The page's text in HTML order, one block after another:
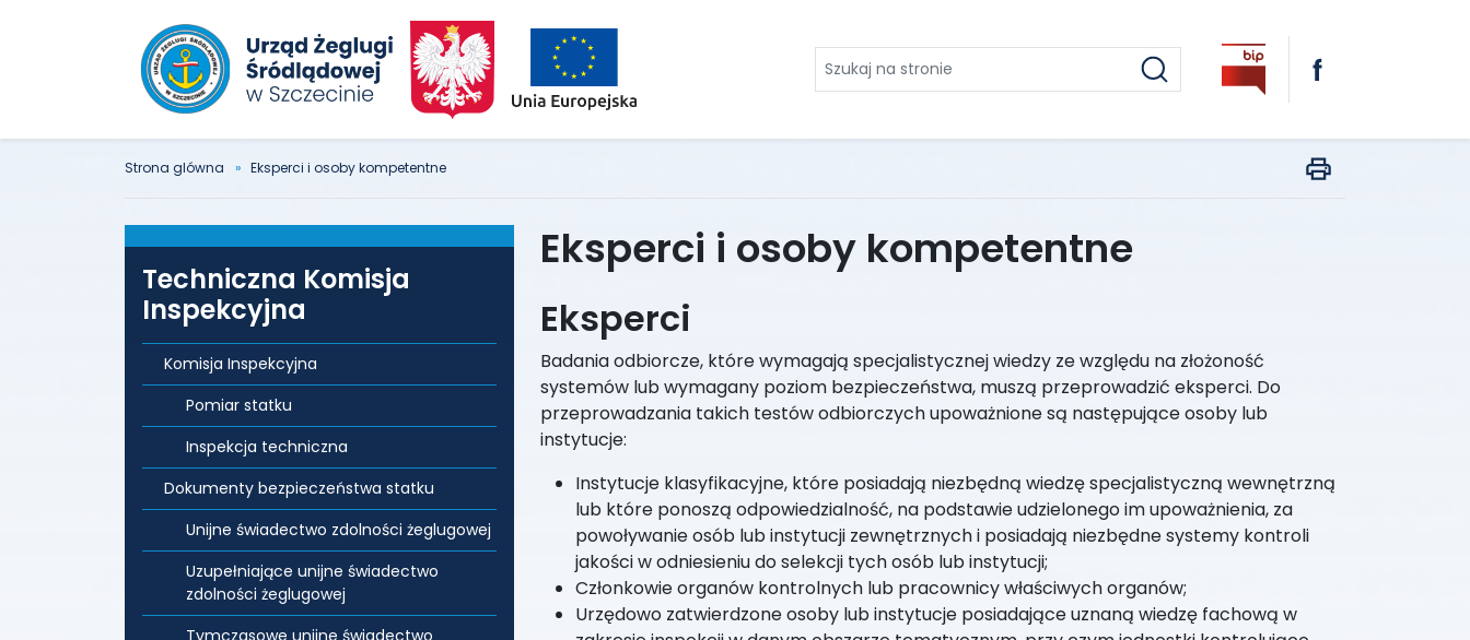
Szukaj
na
Strona glówna Eksperci i osoby kompetentne
Eksperci i osoby kompetentne
Eksperci
Badania odbiorcze, które wymagają specjalistycznej wiedzy ze względu na złożoność
systemów lub wymagany poziom bezpieczeństwa, muszą przeprowadzić eksperci. Do
przeprowadzania takich testów odbiorczych upoważnione są następujące osoby lub
instytucje:
Instytucje klasyfikacyjne, które posiadają niezbędną wiedzę specjalistyczną wewnętrzną
lub które ponoszą odpowiedzialność, na podstawie udzielonego im upoważnienia, za
powoływanie osób lub instytucji zewnętrznych i posiadają niezbędne systemy kontroli
jakości w odniesieniu do selekcji tych osób lub instytucji;
Członkowie organów kontrolnych lub pracownicy właściwych organów;
Urzędowo zatwierdzone osoby lub instytucje posiadające uznaną wiedzę fachową w
Techniczna Komisja
Inspekcyjna
Komisja Inspekcyjna
Pomiar statku
Inspekcja techniczna
Dokumenty bezpieczeństwa statku
Unijne świadectwo zdolności żeglugowej
Uzupełniające unijne świadectwo
zdolności żeglugowej
Tymczasowe unijne świadectwo